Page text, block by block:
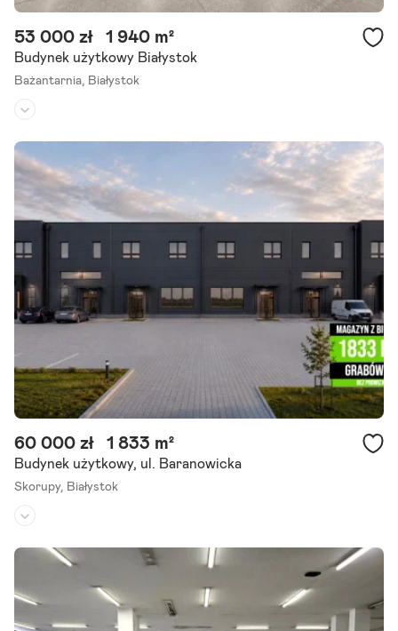
Budynek użytkowy Białystok
Bażantarnia, Białystok
53 000 zł 1 940 m²
Powierzchnia działki:
Większość atrakcyjnych nieruchomości w tej okolicy znika zanim t
h tylko dla naszych klientów. Polecam Państwu do wynajęcia halę.
Szczegóły ogłoszenia
Budynek użytkowy, ul. Baranowicka
Skorupy, Białystok
60 000 zł 1 833 m²
Przeznaczenie: magazynowe
Oferta bez prowizji biura - Najemca zwolniony z wynagrodzenia poś